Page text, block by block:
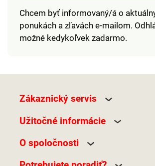
Chcem byť informovaný/á o
ponukách a zľavách e-mailom.
možné kedykoľvek zadarmo.
Zákaznický servis
Užitočné informácie
O spoločnosti